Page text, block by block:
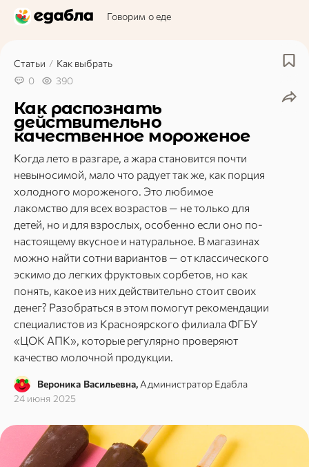
Говорим о еде
Статьи / Как выбрать
0
390
Как распознать
действительно
качественное мороженое
Когда лето в разгаре, а жара становится почти
невыносимой, мало что радует так же, как порция
холодного мороженого. Это любимое
лакомство для всех возрастов — не только для
детей, но и для взрослых, особенно если оно по-
настоящему вкусное и натуральное. В магазинах
можно найти сотни вариантов — от классического
эскимо до легких фруктовых сорбетов, но как
понять, какое из них действительно стоит своих
денег? Разобраться в этом помогут рекомендации
специалистов из Красноярского филиала ФГБУ
«ЦОК АПК», которые регулярно проверяют
качество молочной продукции.
Вероника Васильевна, Администратор Едабла
24 июня 2025